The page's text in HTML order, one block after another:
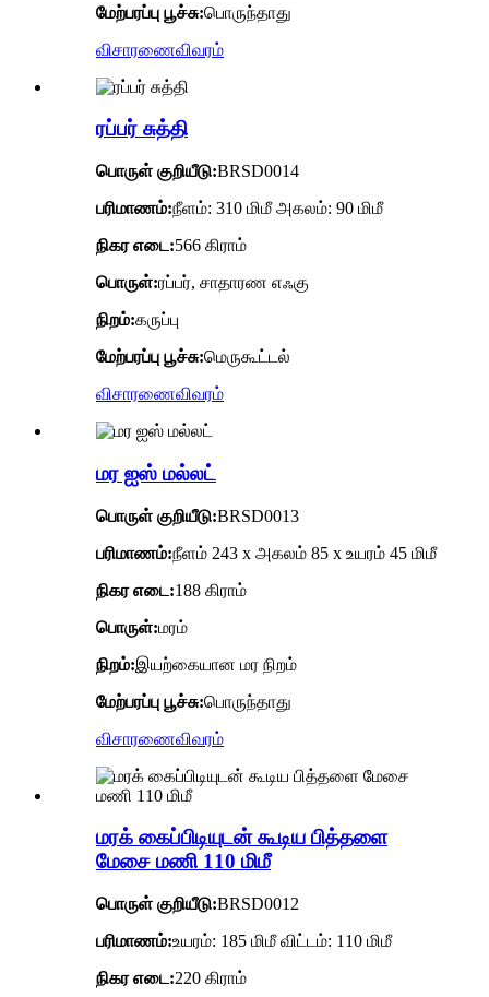
மேற்பரப்பு பூச்சு:பொருந்தாது
விசாரணைவிவரம்
ரப்பர் சுத்தி
பொருள் குறியீடு:BRSD0014
பரிமாணம்:நீளம்: 310 மிமீ அகலம்: 90 மிமீ
நிகர எடை:566 கிராம்
பொருள்:ரப்பர், சாதாரண எஃகு
நிறம்:கருப்பு
மேற்பரப்பு பூச்சு:மெருகூட்டல்
விசாரணைவிவரம்
மர ஐஸ் மல்லட்
பொருள் குறியீடு:BRSD0013
பரிமாணம்:நீளம் 243 x அகலம் 85 x உயரம் 45 மிமீ
நிகர எடை:188 கிராம்
பொருள்:மரம்
நிறம்:இயற்கையான மர நிறம்
மேற்பரப்பு பூச்சு:பொருந்தாது
விசாரணைவிவரம்
மரக் கைப்பிடியுடன் கூடிய பித்தளை
மேசை மணி 110 மிமீ
பொருள் குறியீடு:BRSD0012
பரிமாணம்:உயரம்: 185 மிமீ விட்டம்: 110 மிமீ
நிகர எடை:220 கிராம்